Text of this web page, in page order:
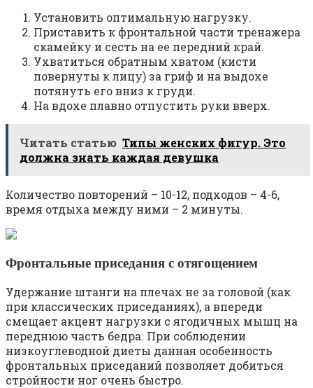
Установить оптимальную нагрузку.
Приставить к фронтальной части тренажера
скамейку и сесть на ее передний край.
Ухватиться обратным хватом (кисти
повернуты к лицу) за гриф и на выдохе
потянуть его вниз к груди.
На вдохе плавно отпустить руки вверх.
Читать статью Типы женских фигур. Это
должна знать каждая девушка
Количество повторений – 10-12, подходов – 4-6,
время отдыха между ними – 2 минуты.
Фронтальные приседания с отягощением
Удержание штанги на плечах не за головой (как
при классических приседаниях), а впереди
смещает акцент нагрузки с ягодичных мышц на
переднюю часть бедра. При соблюдении
низкоуглеводной диеты данная особенность
фронтальных приседаний позволяет добиться
стройности ног очень быстро.